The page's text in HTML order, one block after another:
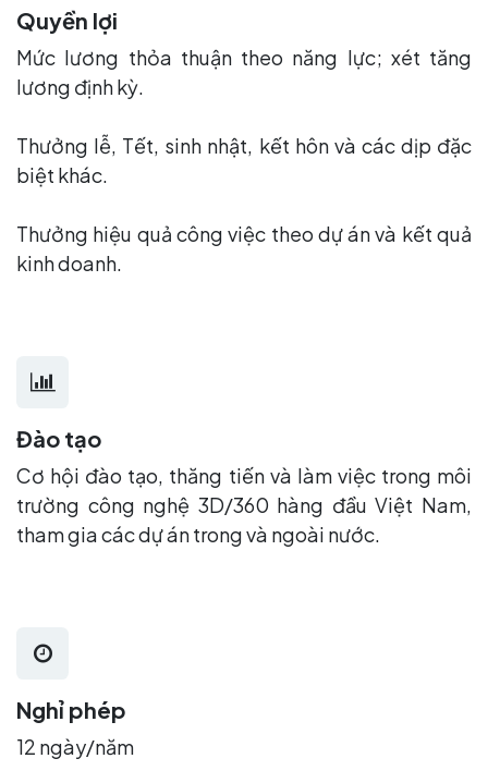
Quyền lợi
Mức lương thỏa thuận theo năng lực; xét tăng
lương định kỳ.
Thưởng lễ, Tết, sinh nhật, kết hôn và các dịp đặc
biệt khác.
Thưởng hiệu quả công việc theo dự án và kết quả
kinh doanh.
Đào tạo
Cơ hội đào tạo, thăng tiến và làm việc trong môi
trường công nghệ 3D/360 hàng đầu Việt Nam,
tham gia các dự án trong và ngoài nước.
Nghỉ phép
12 ngày/năm